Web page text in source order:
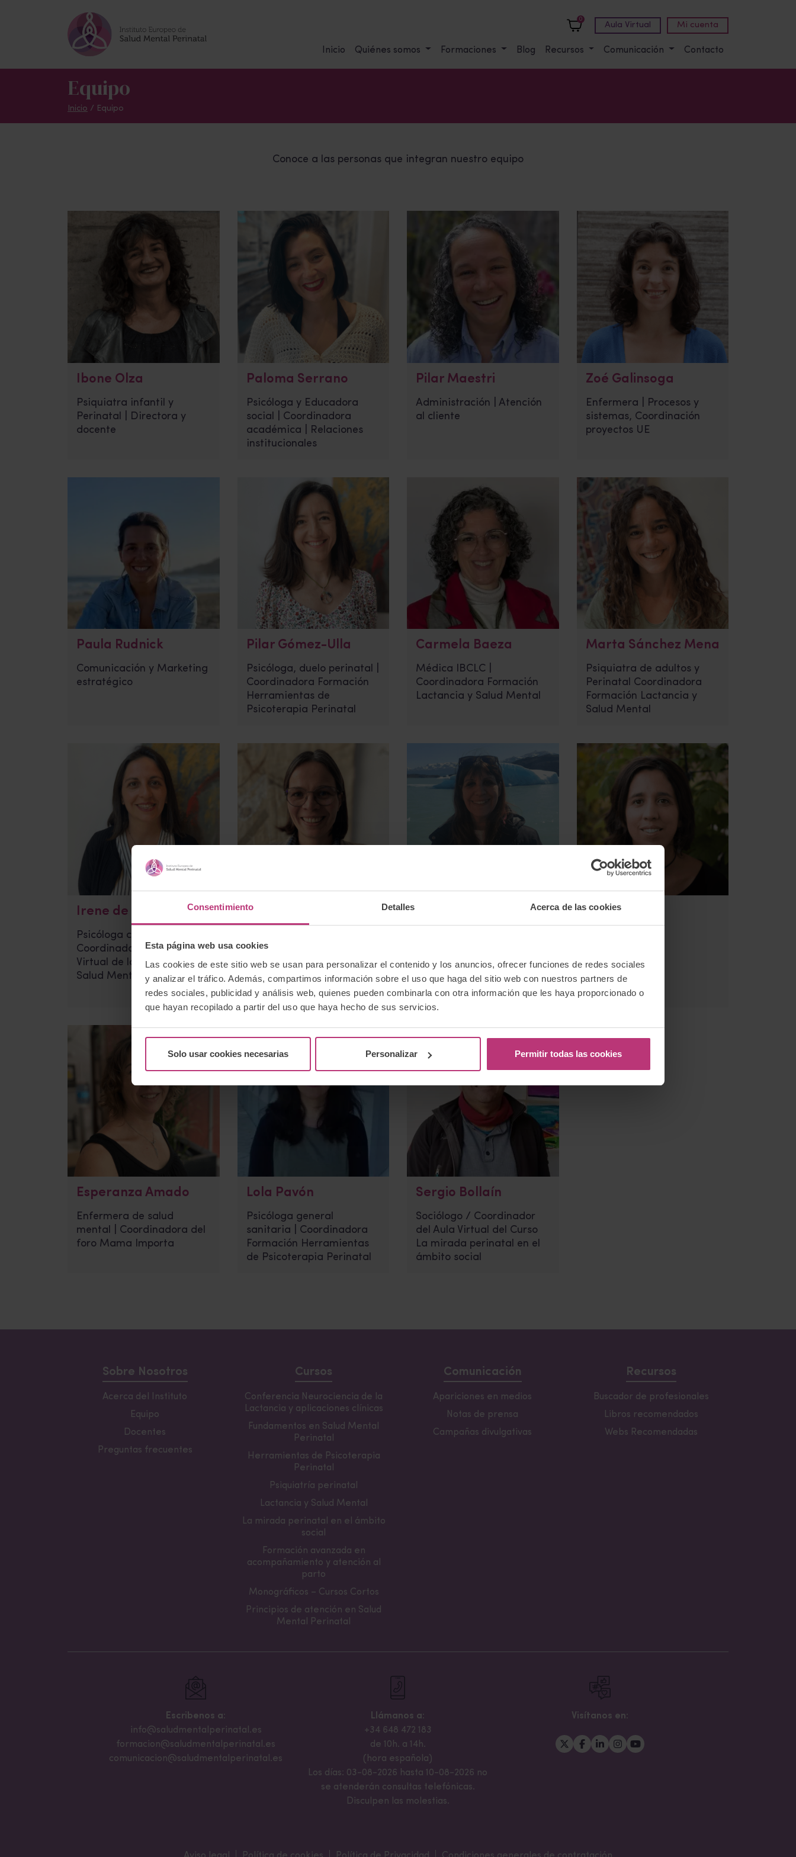
Consentimiento Detalles Acerca de las cookies
Esta página web usa cookies
Las cookies de este sitio web se usan para personalizar el contenido y los anuncios, ofrecer funciones de redes sociales
y analizar el tráfico. Además, compartimos información sobre el uso que haga del sitio web con nuestros partners de
redes sociales, publicidad y análisis web, quienes pueden combinarla con otra información que les haya proporcionado o
que hayan recopilado a partir del uso que haya hecho de sus servicios.
Solo usar cookies necesarias Personalizar Permitir todas las cookies
0
Aula Virtual Mi cuenta
Inicio Quiénes somos Formaciones Blog Recursos Comunicación Contacto
Equipo
Inicio / Equipo
Conoce a las personas que integran nuestro equipo
Ibone Olza
Psiquiatra infantil y
Perinatal | Directora y
docente
Paloma Serrano
Psicóloga y Educadora
social | Coordinadora
académica | Relaciones
institucionales
Pilar Maestri
Administración | Atención
al cliente
Zoé Galinsoga
Enfermera | Procesos y
sistemas, Coordinación
proyectos UE
Paula Rudnick
Comunicación y Marketing
estratégico
Pilar Gómez-Ulla
Psicóloga, duelo perinatal |
Coordinadora Formación
Herramientas de
Psicoterapia Perinatal
Carmela Baeza
Médica IBCLC |
Coordinadora Formación
Lactancia y Salud Mental
Marta Sánchez Mena
Psiquiatra de adultos y
Perinatal Coordinadora
Formación Lactancia y
Salud Mental
Irene de la Cruz
Psicóloga clinica |
Coordinadora del Aula
Virtual de la Formación en
Salud Mental Perinatal
Azul Forti Buratti
Formación Posgrado en
Psiquiatría Perinatal
Cavanna
Coordinadora Formación
Herramientas de
Psicoterapia Perinatal
Ximena Silva
Esperanza Amado
Enfermera de salud
mental | Coordinadora del
foro Mama Importa
Lola Pavón
Psicóloga general
sanitaria | Coordinadora
Formación Herramientas
de Psicoterapia Perinatal
Sergio Bollaín
Sociólogo / Coordinador
del Aula Virtual del Curso
La mirada perinatal en el
ámbito social
Sobre Nosotros
Acerca del Instituto
Equipo
Docentes
Preguntas frecuentes
Cursos
Conferencia Neurociencia de la
Lactancia y aplicaciones clínicas
Fundamentos en Salud Mental
Perinatal
Herramientas de Psicoterapia
Perinatal
Psiquiatría perinatal
Lactancia y Salud Mental
La mirada perinatal en el ámbito
social
Formación avanzada en
acompañamiento y atención al
parto
Monográficos – Cursos Cortos
Principios de atención en Salud
Mental Perinatal
Comunicación
Apariciones en medios
Notas de prensa
Campañas divulgativas
Recursos
Buscador de profesionales
Libros recomendados
Webs Recomendadas
Escribenos a:
info@saludmentalperinatal.es
formacion@saludmentalperinatal.es
comunicacion@saludmentalperinatal.es
Llámanos a:
+34 648 472 183
de 10h. a 14h.
(hora española)
Los días: 03-08-2026 hasta 10-08-2026 no
se atenderán consultas telefónicas.
Disculpen las molestias.
Visítanos en: